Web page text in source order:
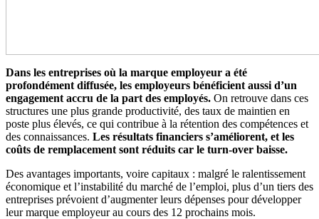
Dans les entreprises où la marque employeur a été
profondément diffusée, les employeurs bénéficient aussi d’un
engagement accru de la part des employés. On retrouve dans ces
structures une plus grande productivité, des taux de maintien en
poste plus élevés, ce qui contribue à la rétention des compétences et
des connaissances. Les résultats financiers s’améliorent, et les
coûts de remplacement sont réduits car le turn-over baisse.
Des avantages importants, voire capitaux : malgré le ralentissement
économique et l’instabilité du marché de l’emploi, plus d’un tiers des
entreprises prévoient d’augmenter leurs dépenses pour développer
leur marque employeur au cours des 12 prochains mois.